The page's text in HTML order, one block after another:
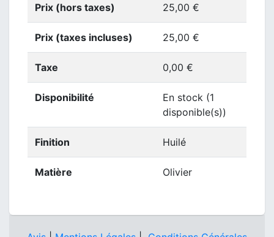
Prix (hors taxes) 25,00 €
Prix (taxes incluses) 25,00 €
Taxe 0,00 €
Disponibilité
En stock (1
disponible(s))
Finition Huilé
Matière Olivier